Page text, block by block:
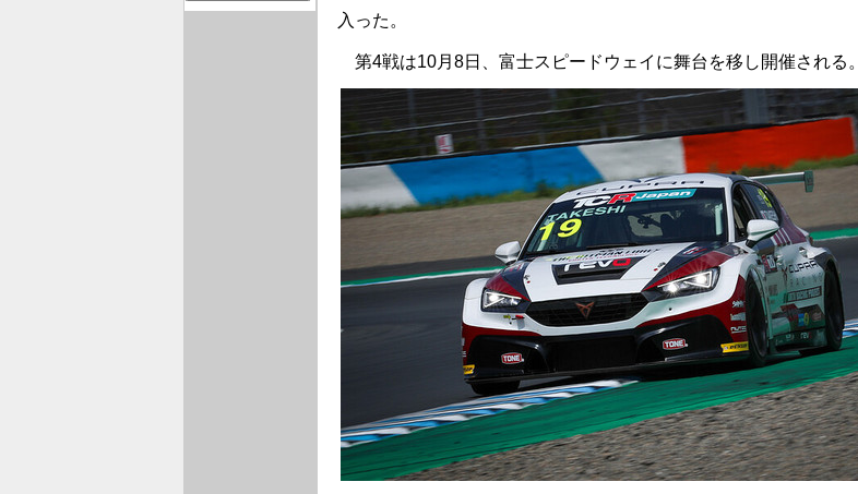
入った。
第4戦は10月8日、富士スピードウェイに舞台を移し開催される。